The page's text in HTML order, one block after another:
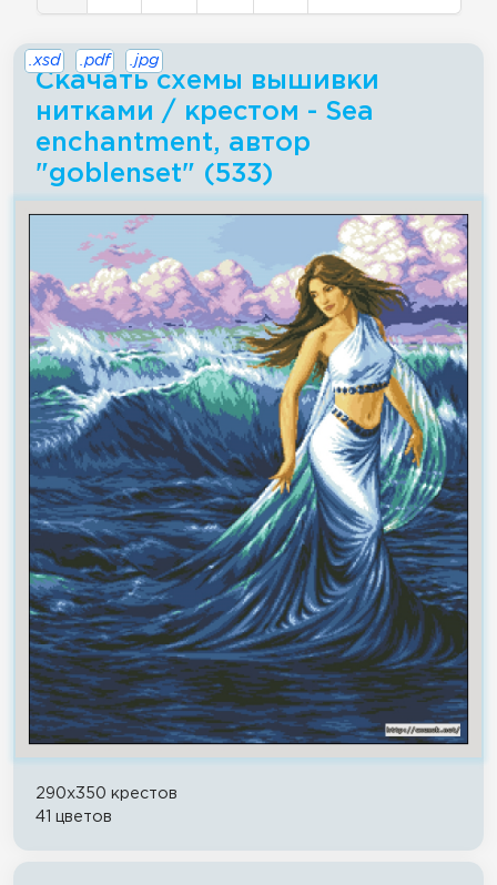
Скачать схемы вышивки
нитками / крестом - Sea
enchantment, автор
"goblenset" (533)
.xsd .pdf .jpg
290x350 крестов
41 цветов